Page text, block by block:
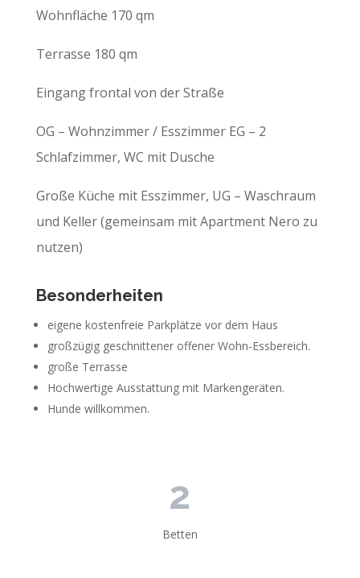
Wohnfläche 170 qm
Terrasse 180 qm
Eingang frontal von der Straße
OG – Wohnzimmer / Esszimmer EG – 2
Schlafzimmer, WC mit Dusche
Große Küche mit Esszimmer, UG – Waschraum
und Keller (gemeinsam mit Apartment Nero zu
nutzen)
Besonderheiten
eigene kostenfreie Parkplätze vor dem Haus
großzügig geschnittener offener Wohn-Essbereich.
große Terrasse
Hochwertige Ausstattung mit Markengeräten.
Hunde willkommen.
2
Betten